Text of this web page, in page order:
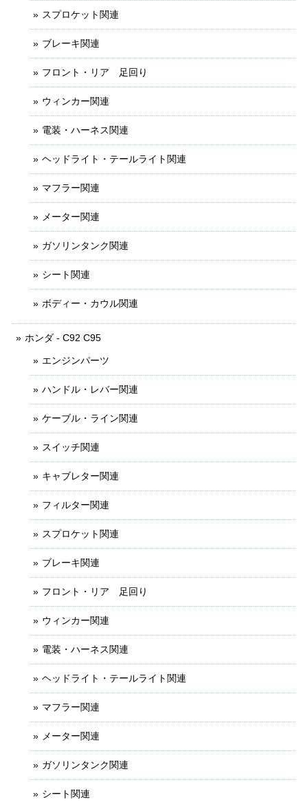
スプロケット関連
ブレーキ関連
フロント・リア 足回り
ウィンカー関連
電装・ハーネス関連
ヘッドライト・テールライト関連
マフラー関連
メーター関連
ガソリンタンク関連
シート関連
ボディー・カウル関連
ホンダ - C92 C95
エンジンパーツ
ハンドル・レバー関連
ケーブル・ライン関連
スイッチ関連
キャブレター関連
フィルター関連
スプロケット関連
ブレーキ関連
フロント・リア 足回り
ウィンカー関連
電装・ハーネス関連
ヘッドライト・テールライト関連
マフラー関連
メーター関連
ガソリンタンク関連
シート関連